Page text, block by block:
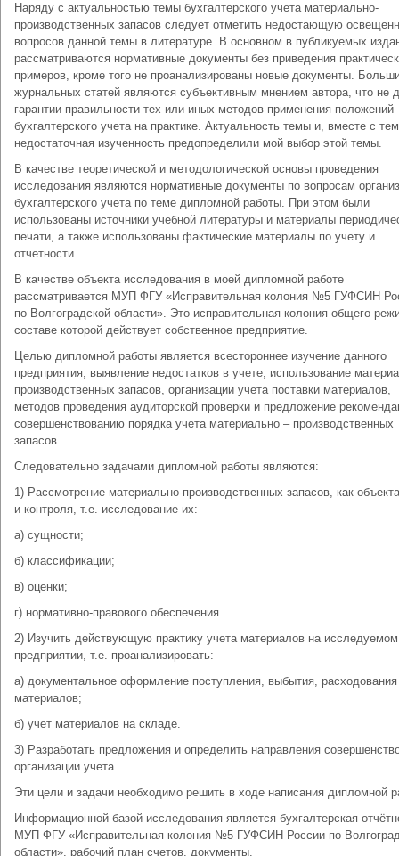
Наряду с актуальностью темы бухгалтерского учета материально-
производственных запасов следует отметить недостающую
вопросов данной темы в литературе. В основном в публикуемых
рассматриваются нормативные документы без приведения
примеров, кроме того не проанализированы новые документы.
журнальных статей являются субъективным мнением автора, что не
гарантии правильности тех или иных методов применения положений
бухгалтерского учета на практике. Актуальность темы и, вместе с
недостаточная изученность предопределили мой выбор этой темы.
В качестве теоретической и методологической основы проведения
исследования являются нормативные документы по вопросам
бухгалтерского учета по теме дипломной работы. При этом были
использованы источники учебной литературы и материалы
печати, а также использованы фактические материалы по учету и
отчетности.
В качестве объекта исследования в моей дипломной работе
рассматривается МУП ФГУ «Исправительная колония №5 ГУФСИН
по Волгоградской области». Это исправительная колония общего
составе которой действует собственное предприятие.
Целью дипломной работы является всестороннее изучение данного
предприятия, выявление недостатков в учете, использование
производственных запасов, организации учета поставки материалов,
методов проведения аудиторской проверки и предложение
совершенствованию порядка учета материально – производственных
запасов.
Следовательно задачами дипломной работы являются:
1) Рассмотрение материально-производственных запасов, как
и контроля, т.е. исследование их:
а) сущности;
б) классификации;
в) оценки;
г) нормативно-правового обеспечения.
2) Изучить действующую практику учета материалов на исследуемом
предприятии, т.е. проанализировать:
а) документальное оформление поступления, выбытия, расходования
материалов;
б) учет материалов на складе.
3) Разработать предложения и определить направления
организации учета.
Эти цели и задачи необходимо решить в ходе написания дипломной
Информационной базой исследования является бухгалтерская
МУП ФГУ «Исправительная колония №5 ГУФСИН России по
области», рабочий план счетов, документы.